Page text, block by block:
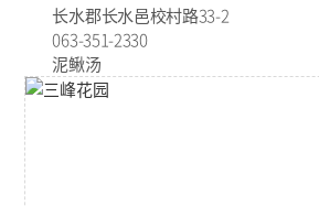
长水郡长水邑校村路33-2
063-351-2330
泥鳅汤